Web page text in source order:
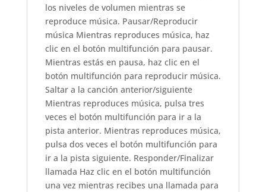
los niveles de volumen mientras se
reproduce música. Pausar/Reproducir
música Mientras reproduces música, haz
clic en el botón multifunción para pausar.
Mientras estás en pausa, haz clic en el
botón multifunción para reproducir música.
Saltar a la canción anterior/siguiente
Mientras reproduces música, pulsa tres
veces el botón multifunción para ir a la
pista anterior. Mientras reproduces música,
pulsa dos veces el botón multifunción para
ir a la pista siguiente. Responder/Finalizar
llamada Haz clic en el botón multifunción
una vez mientras recibes una llamada para